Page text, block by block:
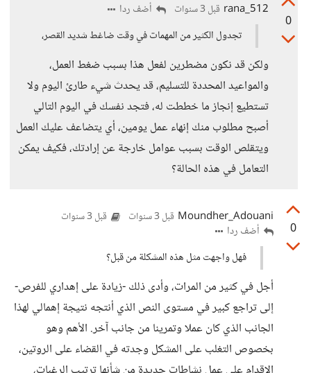
0
rana_512 قبل 3 سنوات
أضف ردا
تجدول الكثير من المهمات في وقت ضاغط شديد القصر،
ولكن قد نكون مضطرين لفعل هذا بسبب ضغط العمل،
والمواعيد المحددة للتسليم، قد يحدث شيء طارئ اليوم ولا
تستطيع إنجاز ما خططت له، فتجد نفسك في اليوم التالي
أصبح مطلوب منك إنهاء عمل يومين، أي يتضاعف عليك العمل
ويتقلص الوقت بسبب عوامل خارجة عن إرادتك، فكيف يمكن
التعامل في هذه الحالة؟
0
Moundher_Adouani قبل 3 سنوات قبل 3 سنوات
أضف ردا
فهل واجهت مثل هذه المشكلة من قبل؟
أجل في كثير من المرات، وأدى ذلك -زيادة على إهداري للفرص-
إلى تراجع كبير في مستوى النص الذي أنتجه نتيجة إهمالي لهذا
الجانب الذي كان عملا وتمرينا من جانب آخر. الأهم وهو
بخصوص التغلب على المشكل وجدته في القضاء على الروتين،